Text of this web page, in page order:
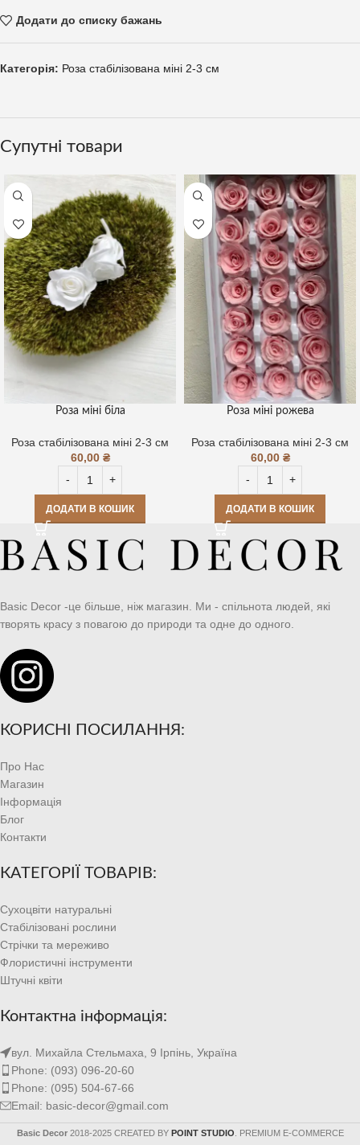
Додати до списку бажань
Категорія: Роза стабілізована міні 2-3 см
Супутні товари
Роза міні біла
Роза стабілізована міні 2-3 см
60,00 ₴
ДОДАТИ В КОШИК
Роза міні рожева
Роза стабілізована міні 2-3 см
60,00 ₴
ДОДАТИ В КОШИК
Basic Decor -це більше, ніж магазин. Ми - спільнота людей, які
творять красу з повагою до природи та одне до одного.
КОРИСНІ ПОСИЛАННЯ:
Про Нас
Магазин
Інформація
Блог
Контакти
КАТЕГОРІЇ ТОВАРІВ:
Сухоцвіти натуральні
Стабілізовані рослини
Стрічки та мереживо
Флористичні інструменти
Штучні квіти
Контактна інформація:
вул. Михайла Стельмаха, 9 Ірпінь, Україна
Phone: (093) 096-20-60
Phone: (095) 504-67-66
Email: basic-decor@gmail.com
Basic Decor 2018-2025 CREATED BY POINT STUDIO . PREMIUM E-COMMERCE